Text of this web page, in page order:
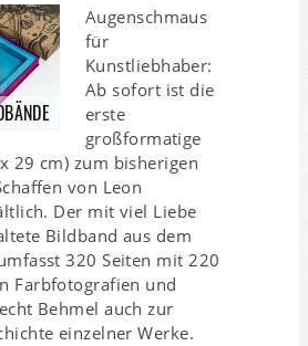
Augenschmaus
für
Kunstliebhaber:
Ab sofort ist die
erste
großformatige
29 cm) zum bisherigen
von Leon
Der mit viel Liebe
Bildband aus dem
320 Seiten mit 220
Farbfotografien und
Behmel auch zur
einzelner Werke.